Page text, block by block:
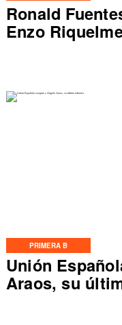
Ronald
Enzo
PRIMERA B
Unión
Araos, su